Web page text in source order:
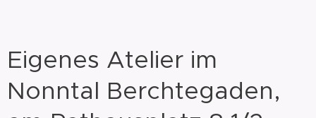
Eigenes Atelier im
Nonntal Berchtegaden,